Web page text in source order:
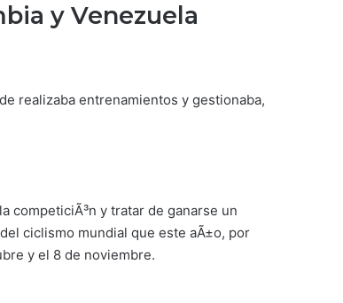
y Venezuela
realizaba entrenamientos y gestionaba,
competiciÃ³n y tratar de ganarse un
ciclismo mundial que este aÃ±o, por
y el 8 de noviembre.